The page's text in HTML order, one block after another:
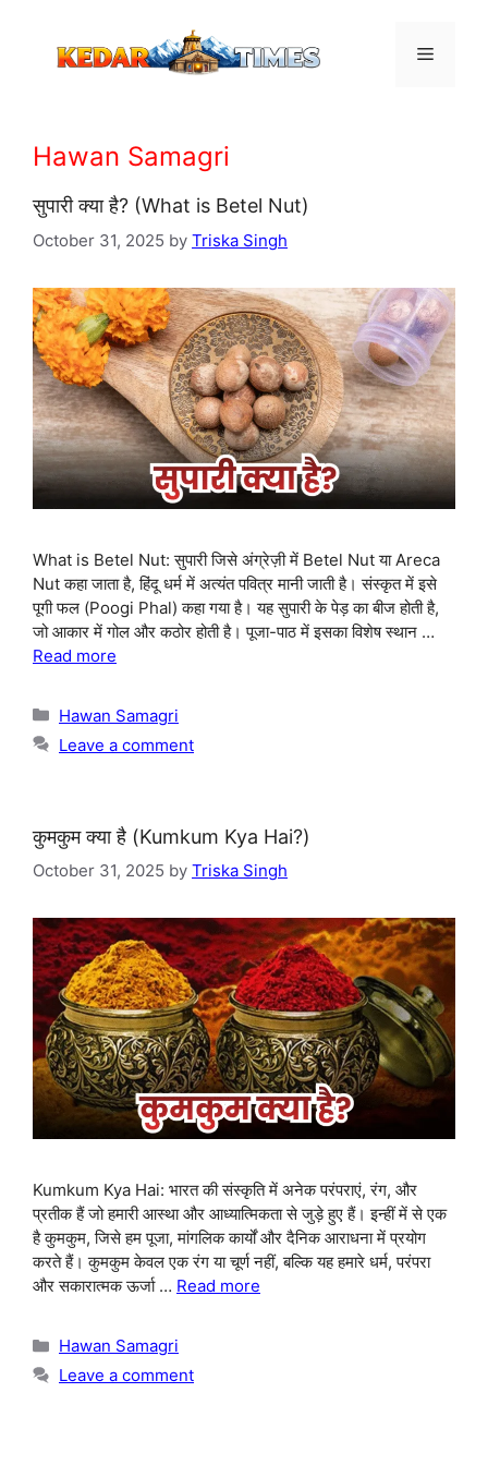
Menu
Hawan Samagri
सुपारी क्या है? (What is Betel Nut)
October 31, 2025 by Triska Singh
What is Betel Nut: सुपारी जिसे अंग्रेज़ी में Betel Nut या Areca
Nut कहा जाता है, हिंदू धर्म में अत्यंत पवित्र मानी जाती है। संस्कृत में इसे
पूगी फल (Poogi Phal) कहा गया है। यह सुपारी के पेड़ का बीज होती है,
जो आकार में गोल और कठोर होती है। पूजा-पाठ में इसका विशेष स्थान …
Read more
Categories
Hawan Samagri
Leave a comment
कुमकुम क्या है (Kumkum Kya Hai?)
October 31, 2025 by Triska Singh
Kumkum Kya Hai: भारत की संस्कृति में अनेक परंपराएं, रंग, और
प्रतीक हैं जो हमारी आस्था और आध्यात्मिकता से जुड़े हुए हैं। इन्हीं में से एक
है कुमकुम, जिसे हम पूजा, मांगलिक कार्यों और दैनिक आराधना में प्रयोग
करते हैं। कुमकुम केवल एक रंग या चूर्ण नहीं, बल्कि यह हमारे धर्म, परंपरा
और सकारात्मक ऊर्जा … Read more
Categories
Hawan Samagri
Leave a comment